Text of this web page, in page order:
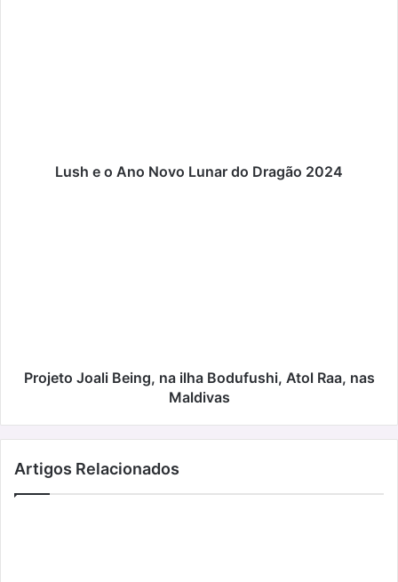
Lush e o Ano Novo Lunar do Dragão 2024
Maldivas
Projeto Joali Being, na ilha Bodufushi, Atol Raa, nas
Maldivas
Artigos Relacionados